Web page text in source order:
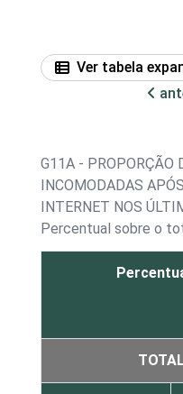
Ver tabela
G11A - PROPORÇÃO
INCOMODADAS
INTERNET NOS
Percentual sobre o